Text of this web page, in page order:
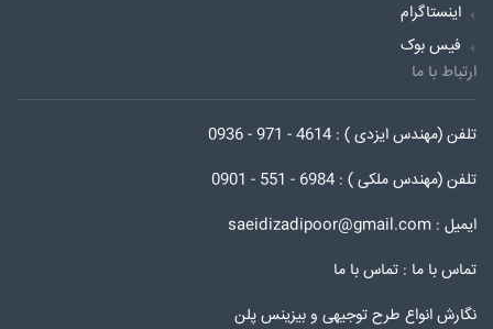
اینستاگرام
فیس بوک
ارتباط با ما
تلفن (مهندس ایزدی ) : 4614 - 971 - 0936
تلفن (مهندس ملکی ) : 6984 - 551 - 0901
ایمیل : saeidizadipoor@gmail.com
تماس با ما : تماس با ما
نگارش انواع طرح توجیهی و بیزینس پلن